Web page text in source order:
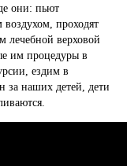
они: пьют
проходят
лечебной верховой
им процедуры в
ездим в
за наших детей, дети